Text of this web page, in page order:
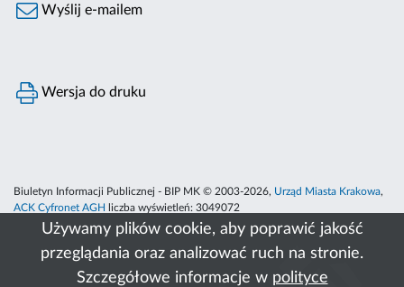
Używamy plików cookie, aby poprawić jakość
przeglądania oraz analizować ruch na stronie.
Szczegółowe informacje w polityce
Wyślij e-mailem
Wersja do druku
Biuletyn Informacji Publicznej - BIP MK © 2003-2026, Urząd Miasta Krakowa,
ACK Cyfronet AGH
liczba wyświetleń: 3049072